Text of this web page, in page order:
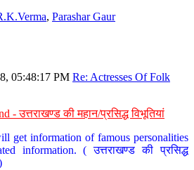
, Parashar Gaur
05:48:17 PM Re: Actresses Of Folk
- उत्तराखण्ड की महान/प्रसिद्ध विभूतियां
get information of famous personalities
information. ( उत्तराखण्ड की प्रसिद्ध